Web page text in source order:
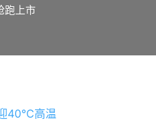
跑上市
40℃高温